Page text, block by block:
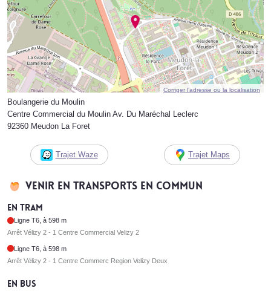
Corriger l’adresse ou la localisation
Boulangerie du Moulin
Centre Commercial du Moulin Av. Du Maréchal Leclerc
92360 Meudon La Foret
Trajet Waze Trajet Maps
Venir en transports en commun
En tram
Ligne T6, à 598 m
Arrêt Vélizy 2 - 1 Centre Commercial Velizy 2
Ligne T6, à 598 m
Arrêt Vélizy 2 - 1 Centre Commerc Region Velizy Deux
En bus